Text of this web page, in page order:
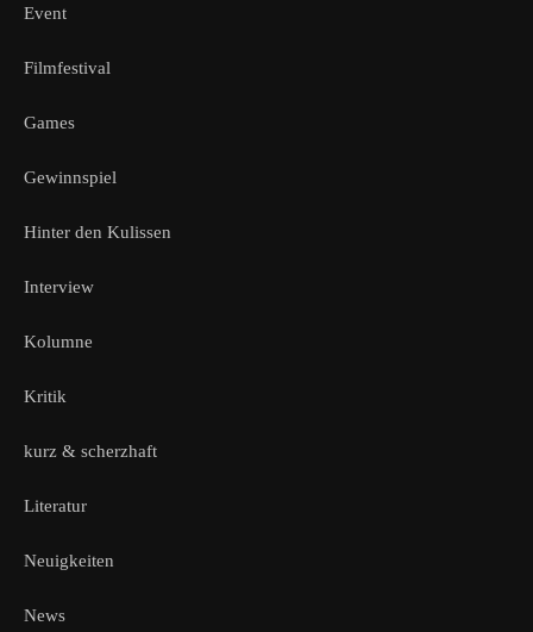
Event
Filmfestival
Games
Gewinnspiel
Hinter den Kulissen
Interview
Kolumne
Kritik
kurz & scherzhaft
Literatur
Neuigkeiten
News